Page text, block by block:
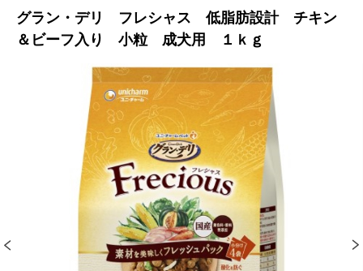
グラン・デリ フレシャス 低脂肪設計 チキン
＆ビーフ入り 小粒 成犬用 １ｋｇ